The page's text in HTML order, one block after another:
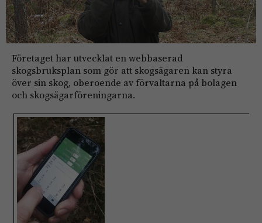
Företaget har utvecklat en webbaserad
skogsbruksplan som gör att skogsägaren kan styra
över sin skog, oberoende av förvaltarna på bolagen
och skogsägarföreningarna.